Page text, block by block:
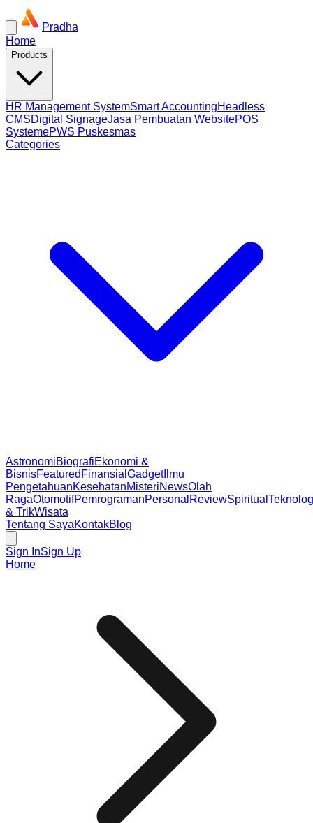
Pradha
Home
Products
HR Management SystemSmart AccountingHeadless
CMSDigital SignageJasa Pembuatan WebsitePOS
SystemePWS Puskesmas
Categories
AstronomiBiografiEkonomi &
BisnisFeatured Finansial GadgetIlmu
PengetahuanKesehatanMisteriNewsOlah
RagaOtomotifPemrogramanPersonal ReviewSpiritual
& TrikWisata
Tentang SayaKontakBlog
Sign InSign Up
Home